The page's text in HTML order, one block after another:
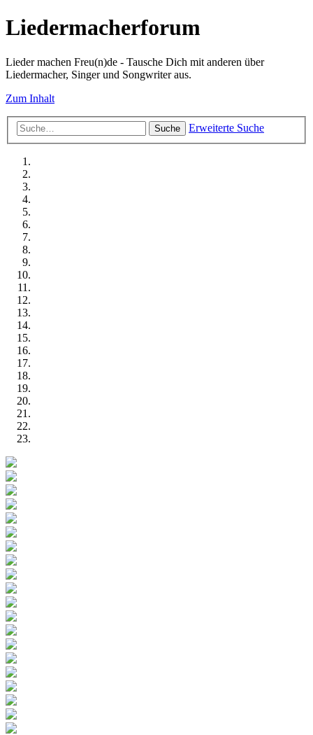
Liedermacherforum
Lieder machen Freu(n)de - Tausche Dich mit anderen über
Liedermacher, Singer und Songwriter aus.
Zum Inhalt
Suche Erweiterte Suche